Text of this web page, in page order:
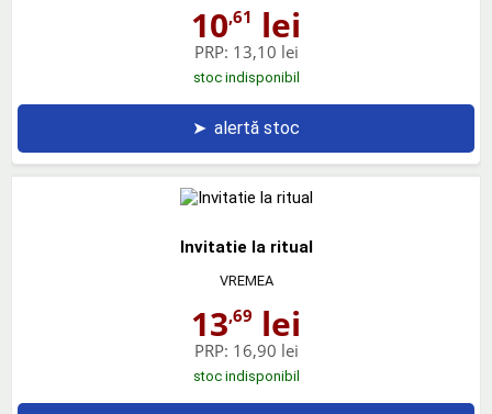
10,61 lei
PRP: 13,10 lei
stoc indisponibil
➤ alertă stoc
Invitatie la ritual
VREMEA
13,69 lei
PRP: 16,90 lei
stoc indisponibil